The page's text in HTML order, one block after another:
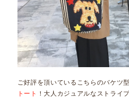
ご好評を頂いているこちらのバケツ
トート ！大人カジュアルなストライ